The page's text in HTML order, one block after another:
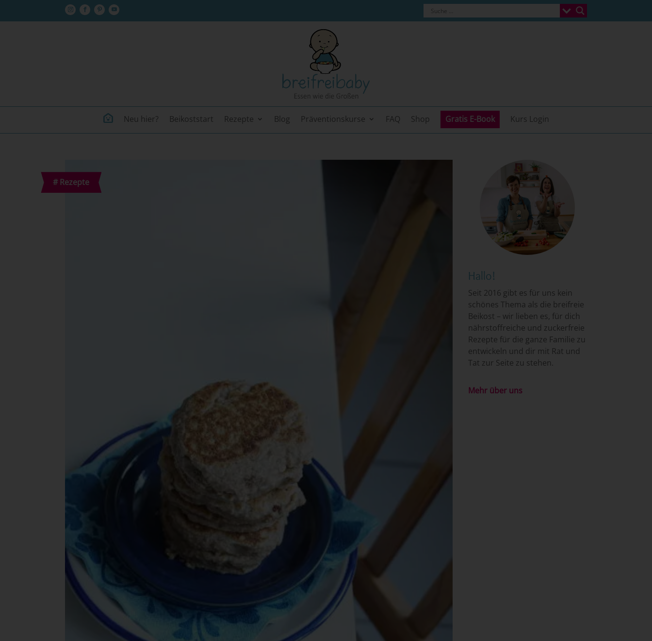
Neu hier? Beikoststart Rezepte Blog Präventionskurse FAQ Shop Gratis E-Book Kurs Login
# Rezepte
Hallo!
Seit 2016 gibt es für uns kein
schönes Thema als die breifreie
Beikost – wir lieben es, für dich
nährstoffreiche und zuckerfreie
Rezepte für die ganze Familie zu
entwickeln und dir mit Rat und
Tat zur Seite zu stehen.
Mehr über uns